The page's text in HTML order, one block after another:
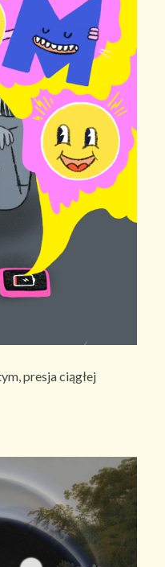
presja ciągłej